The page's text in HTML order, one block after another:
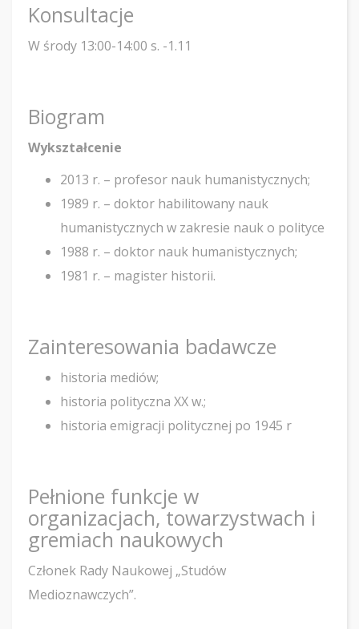
Konsultacje
W środy 13:00-14:00 s. -1.11
Biogram
Wykształcenie
2013 r. – profesor nauk humanistycznych;
1989 r. – doktor habilitowany nauk
humanistycznych w zakresie nauk o polityce
1988 r. – doktor nauk humanistycznych;
1981 r. – magister historii.
Zainteresowania badawcze
historia mediów;
historia polityczna XX w.;
historia emigracji politycznej po 1945 r
Pełnione funkcje w
organizacjach, towarzystwach i
gremiach naukowych
Członek Rady Naukowej „Studów
Medioznawczych”.